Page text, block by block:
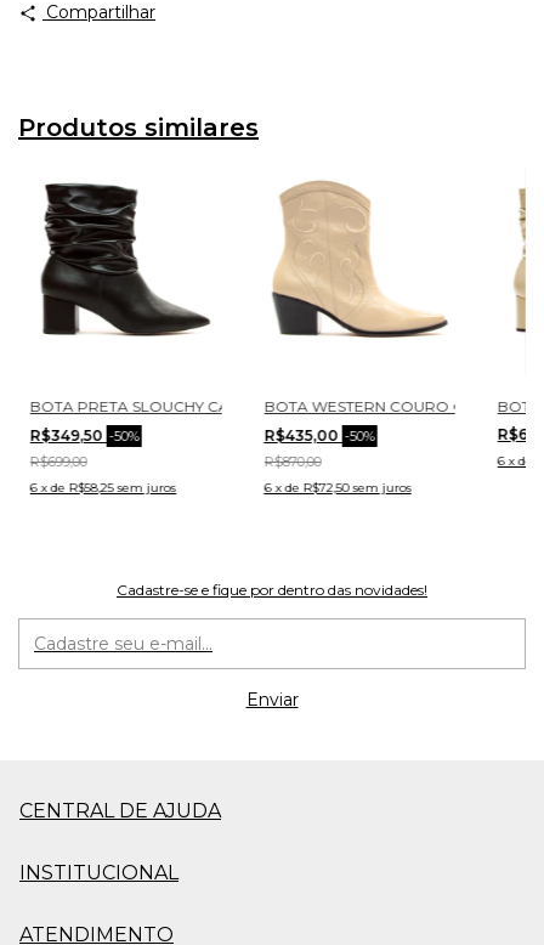
Compartilhar
Produtos similares
3
CURTO CECCONELLO 2627001-3
BOTA PRETA SLOUCHY CANO CURTO CECCONELLO 1905001-13
R$349,50 -50%
R$699,00
6 xde R$58,25 sem juros
BOTA WESTERN COURO CREME
R$435,00 -50%
R$870,00
6 xde R$72,50 sem juros
BOTA
6 xde
Cadastre-se e fique por dentro das novidades!
CENTRAL DE AJUDA
INSTITUCIONAL
ATENDIMENTO